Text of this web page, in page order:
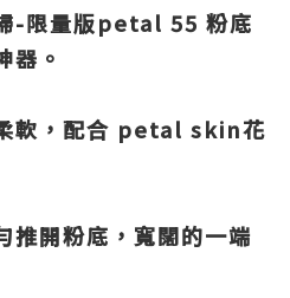
-限量版petal 55 粉底
器。
軟，配合 petal skin花
推開粉底，寬闊的一端